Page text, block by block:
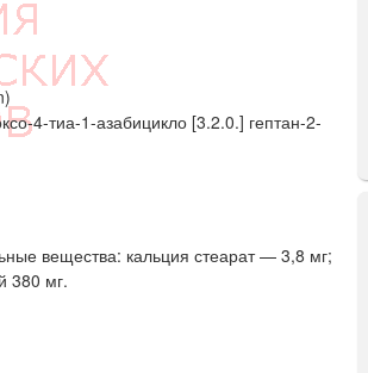
4-тиа-1-азабицикло [3.2.0.] гептан-2-
вещества: кальция стеарат — 3,8 мг;
380 мг.